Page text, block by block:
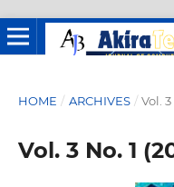
HOME / ARCHIVES / Vol. 3
Vol. 3 No. 1